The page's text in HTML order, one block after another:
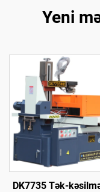
Yeni
DK7735 Tək-